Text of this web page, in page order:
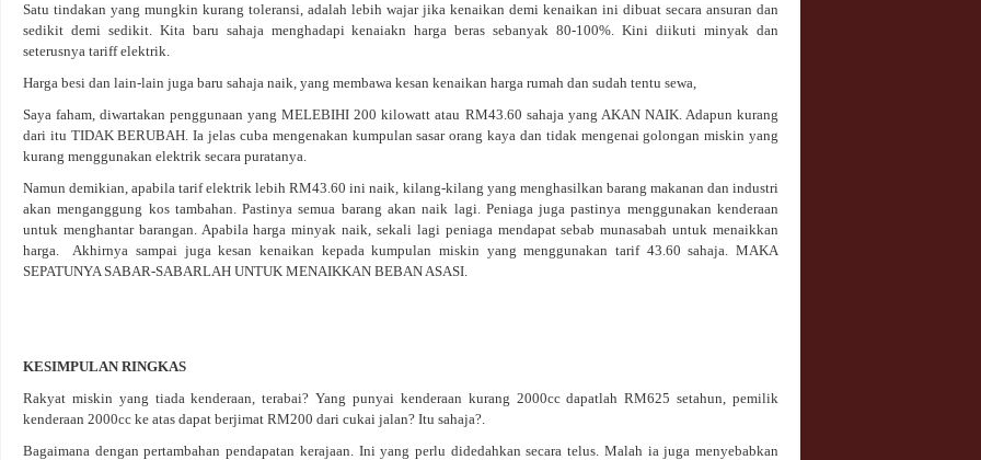
Satu tindakan yang mungkin kurang toleransi, adalah lebih wajar jika kenaikan demi kenaikan ini dibuat secara ansuran dan
sedikit demi sedikit. Kita baru sahaja menghadapi kenaiakn harga beras sebanyak 80-100%. Kini diikuti minyak dan
seterusnya tariff elektrik.
Harga besi dan lain-lain juga baru sahaja naik, yang membawa kesan kenaikan harga rumah dan sudah tentu sewa,
Saya faham, diwartakan penggunaan yang MELEBIHI 200 kilowatt atau RM43.60 sahaja yang AKAN NAIK. Adapun kurang
dari itu TIDAK BERUBAH. Ia jelas cuba mengenakan kumpulan sasar orang kaya dan tidak mengenai golongan miskin yang
kurang menggunakan elektrik secara puratanya.
Namun demikian, apabila tarif elektrik lebih RM43.60 ini naik, kilang-kilang yang menghasilkan barang makanan dan industri
akan menganggung kos tambahan. Pastinya semua barang akan naik lagi. Peniaga juga pastinya menggunakan kenderaan
untuk menghantar barangan. Apabila harga minyak naik, sekali lagi peniaga mendapat sebab munasabah untuk menaikkan
harga. Akhirnya sampai juga kesan kenaikan kepada kumpulan miskin yang menggunakan tarif 43.60 sahaja. MAKA
SEPATUNYA SABAR-SABARLAH UNTUK MENAIKKAN BEBAN ASASI.
KESIMPULAN RINGKAS
Rakyat miskin yang tiada kenderaan, terabai? Yang punyai kenderaan kurang 2000cc dapatlah RM625 setahun, pemilik
kenderaan 2000cc ke atas dapat berjimat RM200 dari cukai jalan? Itu sahaja?.
Bagaimana dengan pertambahan pendapatan kerajaan. Ini yang perlu didedahkan secara telus. Malah ia juga menyebabkan